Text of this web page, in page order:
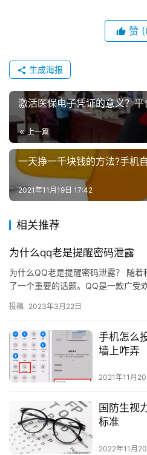
赞
生成海报
激活医保电子凭证的意义？
上一篇
一天挣一千块钱的方法?手机
2021年11月19日 17:42
相关推荐
为什么qq老是提醒密码泄露
为什么QQ老是提醒密码泄露？ 随
了一个重要的话题。QQ是一款广受
投稿 2023年3月22日
手机怎么
墙上咋弄
2021年11月20
国防生视
标准
2022年11月